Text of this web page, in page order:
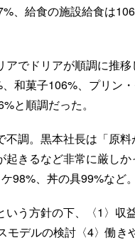
、給食の施設給食は
でドリアが順調に推移
和菓子106%、プリン・
と順調だった。
調。黒本社長は「原料
きるなど非常に厳しか
98%、丼の具99%など。
いう方針の下、〈1〉収
モデルの検討〈4〉働き